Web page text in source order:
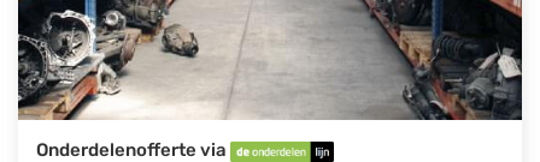
Onderdelenofferte via